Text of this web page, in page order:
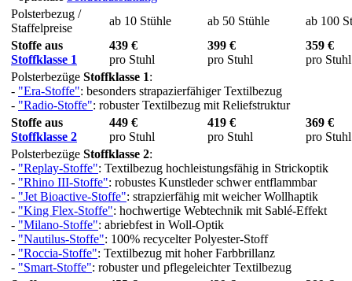
Polsterbezug /
Staffelpreise
ab 10 Stühle ab 50 Stühle
ab 100
Stoffe aus
Stoffklasse 1
439 €
pro Stuhl
399 €
pro Stuhl
359 €
pro Stuhl
Polsterbezüge Stoffklasse 1:
- "Era-Stoffe": besonders strapazierfähiger Textilbezug
- "Radio-Stoffe": robuster Textilbezug mit Reliefstruktur
Stoffe aus
Stoffklasse 2
449 €
pro Stuhl
419 €
pro Stuhl
369 €
pro Stuhl
Polsterbezüge Stoffklasse 2:
- "Replay-Stoffe": Textilbezug hochleistungsfähig in Strickoptik
- "Rhino III-Stoffe": robustes Kunstleder schwer entflammbar
- "Jet Bioactive-Stoffe": strapzierfähig mit weicher Wollhaptik
- "King Flex-Stoffe": hochwertige Webtechnik mit Sablé-Effekt
- "Milano-Stoffe": abriebfest in Woll-Optik
- "Nautilus-Stoffe": 100% recycelter Polyester-Stoff
- "Roccia-Stoffe": Textilbezug mit hoher Farbbrillanz
- "Smart-Stoffe": robuster und pflegeleichter Textilbezug